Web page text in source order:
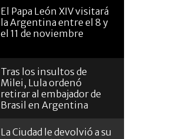
El Papa León XIV visitará
la Argentina entre el 8 y
el 11 de noviembre
Tras los insultos de
Milei, Lula ordenó
retirar al embajador de
Brasil en Argentina
La Ciudad le devolvió a su